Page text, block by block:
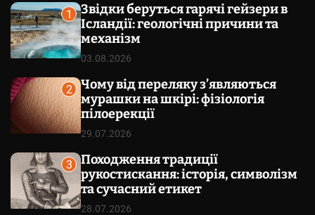
1
Звідки беруться гарячі гейзери в
Ісландії: геологічні причини та
механізм
03.08.2026
2
Чому від переляку з’являються
мурашки на шкірі: фізіологія
пілоерекції
29.07.2026
3
Походження традиції
рукостискання: історія, символізм
та сучасний етикет
28.07.2026